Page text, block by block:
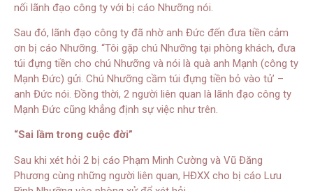
nối lãnh đạo công ty với bị cáo Nhưỡng nói.
Sau đó, lãnh đạo công ty đã nhờ anh Đức đến đưa tiền cảm
ơn bị cáo Nhưỡng. “Tôi gặp chú Nhưỡng tại phòng khách, đưa
túi đựng tiền cho chú Nhưỡng và nói là quà anh Mạnh (công ty
Mạnh Đức) gửi. Chú Nhưỡng cầm túi đựng tiền bỏ vào tủ’ –
anh Đức nói. Đồng thời, 2 người liên quan là lãnh đạo công ty
Mạnh Đức cũng khẳng định sự việc như trên.
“Sai lầm trong cuộc đời”
Sau khi xét hỏi 2 bị cáo Phạm Minh Cường và Vũ Đăng
Phương cùng những người liên quan, HĐXX cho bị cáo Lưu